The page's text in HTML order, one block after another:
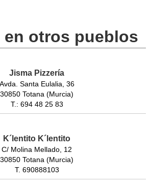
en otros pueblos
Jisma Pizzería
Avda. Santa Eulalia, 36
30850 Totana (Murcia)
T.: 694 48 25 83
K´lentito K´lentito
C/ Molina Mellado, 12
30850 Totana (Murcia)
T. 690888103